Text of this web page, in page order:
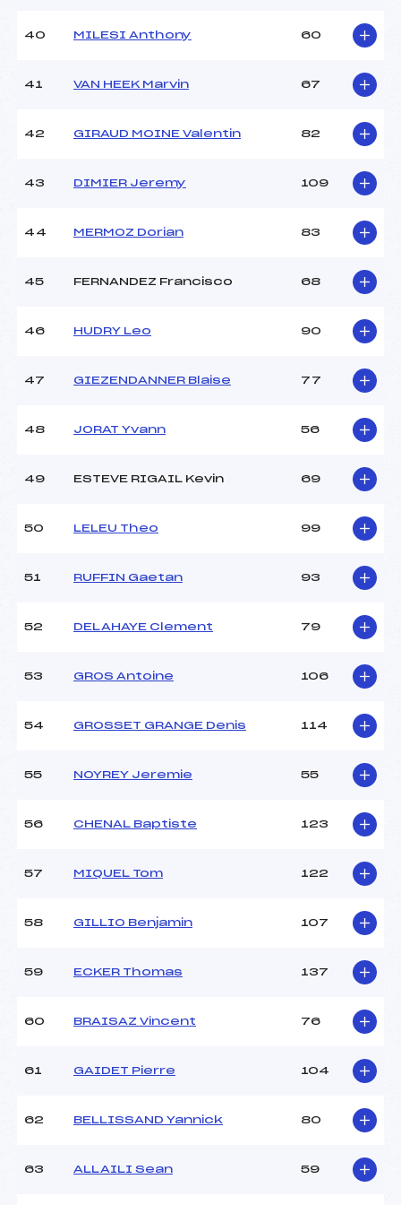
40 MILESI Anthony 60
41 VAN HEEK Marvin 67
42 GIRAUD MOINE Valentin 82
43 DIMIER Jeremy 109
44 MERMOZ Dorian 83
45 FERNANDEZ Francisco 68
46 HUDRY Leo 90
47 GIEZENDANNER Blaise 77
48 JORAT Yvann 56
49 ESTEVE RIGAIL Kevin 69
50 LELEU Theo 99
51 RUFFIN Gaetan 93
52 DELAHAYE Clement 79
53 GROS Antoine 106
54 GROSSET GRANGE Denis 114
55 NOYREY Jeremie 55
56 CHENAL Baptiste 123
57 MIQUEL Tom 122
58 GILLIO Benjamin 107
59 ECKER Thomas 137
60 BRAISAZ Vincent 76
61 GAIDET Pierre 104
62 BELLISSAND Yannick 80
63 ALLAILI Sean 59